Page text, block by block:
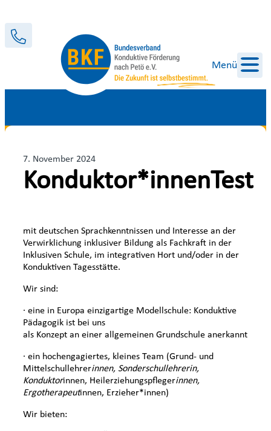
Menü
Konduktor*innenTest
7. November 2024
mit deutschen Sprachkenntnissen und Interesse an der
Verwirklichung inklusiver Bildung als Fachkraft in der
Inklusiven Schule, im integrativen Hort und/oder in der
Konduktiven Tagesstätte.
Wir sind:
· eine in Europa einzigartige Modellschule: Konduktive
Pädagogik ist bei uns
als Konzept an einer allgemeinen Grundschule anerkannt
· ein hochengagiertes, kleines Team (Grund- und
Mittelschullehrerinnen, Sonderschullehrerin,
Konduktorinnen, Heilerziehungspflegerinnen,
Ergotherapeutinnen, Erzieher*innen)
Wir bieten: